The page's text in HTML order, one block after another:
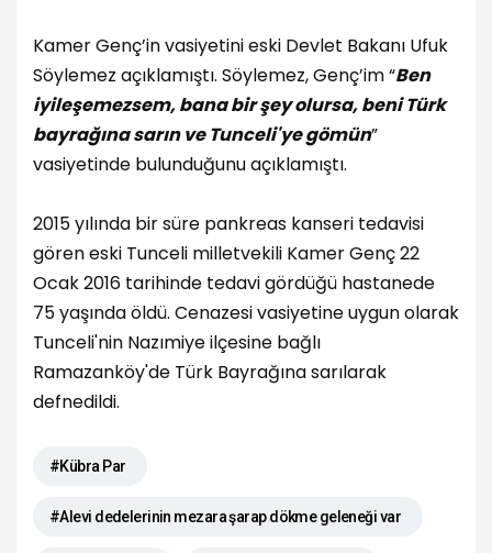
Kamer Genç’in vasiyetini eski Devlet Bakanı Ufuk
Söylemez açıklamıştı. Söylemez, Genç’im “Ben
iyileşemezsem, bana bir şey olursa, beni Türk
bayrağına sarın ve Tunceli'ye gömün”
vasiyetinde bulunduğunu açıklamıştı.
2015 yılında bir süre pankreas kanseri tedavisi
gören eski Tunceli milletvekili Kamer Genç 22
Ocak 2016 tarihinde tedavi gördüğü hastanede
75 yaşında öldü. Cenazesi vasiyetine uygun olarak
Tunceli'nin Nazımiye ilçesine bağlı
Ramazanköy'de Türk Bayrağına sarılarak
defnedildi.
#Kübra Par
#Alevi dedelerinin mezara şarap dökme geleneği var